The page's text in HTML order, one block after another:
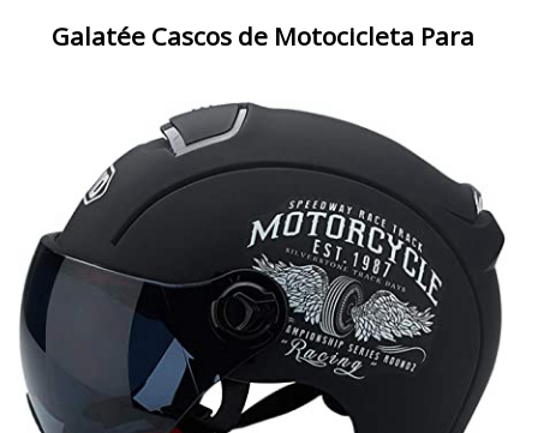
Galatée Cascos de Motocicleta Para